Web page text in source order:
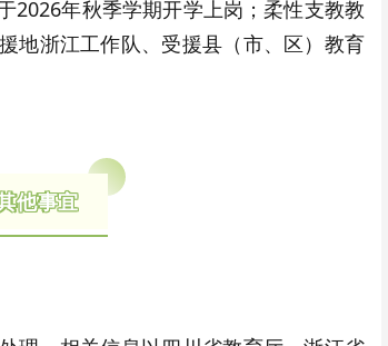
年秋季学期开学上岗；柔性支教教
地浙江工作队、受援县（市、区）教育
他事宜